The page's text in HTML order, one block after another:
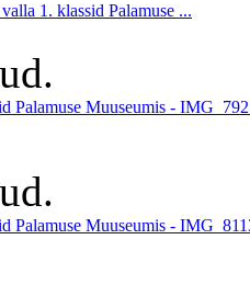
1. klassid Palamuse ...